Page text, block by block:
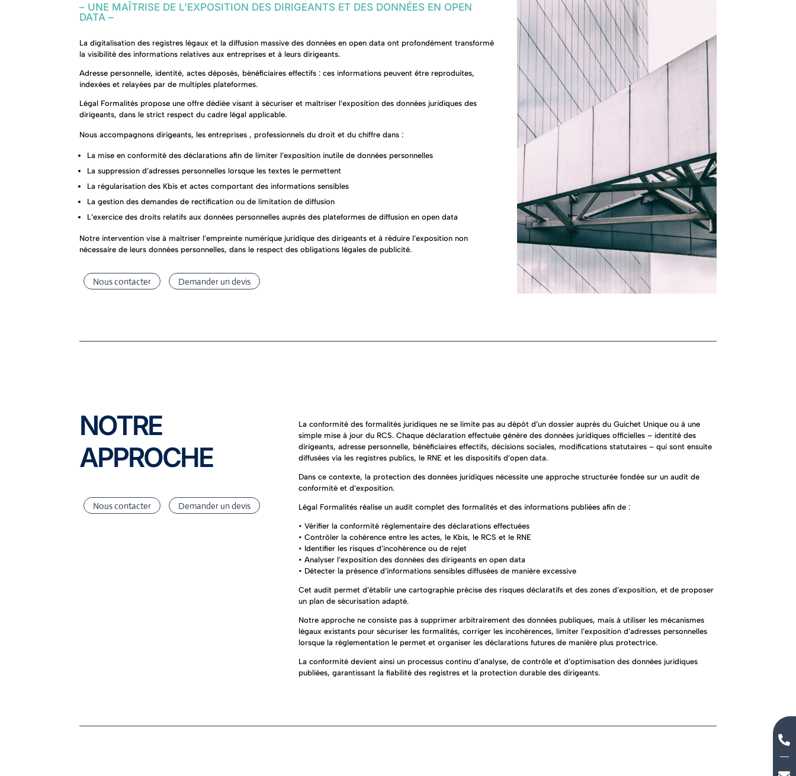
– UNE MAÎTRISE DE L’EXPOSITION DES DIRIGEANTS ET DES DONNÉES EN OPEN
DATA –
La digitalisation des registres légaux et la diffusion massive des données en open data ont profondément transformé
la visibilité des informations relatives aux entreprises et à leurs dirigeants.
Adresse personnelle, identité, actes déposés, bénéficiaires effectifs : ces informations peuvent être reproduites,
indexées et relayées par de multiples plateformes.
Légal Formalités propose une offre dédiée visant à sécuriser et maîtriser l’exposition des données juridiques des
dirigeants, dans le strict respect du cadre légal applicable.
Nous accompagnons dirigeants, les entreprises , professionnels du droit et du chiffre dans :
La mise en conformité des déclarations afin de limiter l’exposition inutile de données personnelles
La suppression d’adresses personnelles lorsque les textes le permettent
La régularisation des Kbis et actes comportant des informations sensibles
La gestion des demandes de rectification ou de limitation de diffusion
L’exercice des droits relatifs aux données personnelles auprès des plateformes de diffusion en open data
Notre intervention vise à maîtriser l’empreinte numérique juridique des dirigeants et à réduire l’exposition non
nécessaire de leurs données personnelles, dans le respect des obligations légales de publicité.
Nous contacter Demander un devis
NOTRE
APPROCHE
Nous contacter Demander un devis
La conformité des formalités juridiques ne se limite pas au dépôt d’un dossier auprès du Guichet Unique ou à une
simple mise à jour du RCS. Chaque déclaration effectuée génère des données juridiques officielles – identité des
dirigeants, adresse personnelle, bénéficiaires effectifs, décisions sociales, modifications statutaires – qui sont ensuite
diffusées via les registres publics, le RNE et les dispositifs d’open data.
Dans ce contexte, la protection des données juridiques nécessite une approche structurée fondée sur un audit de
conformité et d’exposition.
Légal Formalités réalise un audit complet des formalités et des informations publiées afin de :
• Vérifier la conformité réglementaire des déclarations effectuées
• Contrôler la cohérence entre les actes, le Kbis, le RCS et le RNE
• Identifier les risques d’incohérence ou de rejet
• Analyser l’exposition des données des dirigeants en open data
• Détecter la présence d’informations sensibles diffusées de manière excessive
Cet audit permet d’établir une cartographie précise des risques déclaratifs et des zones d’exposition, et de proposer
un plan de sécurisation adapté.
Notre approche ne consiste pas à supprimer arbitrairement des données publiques, mais à utiliser les mécanismes
légaux existants pour sécuriser les formalités, corriger les incohérences, limiter l’exposition d’adresses personnelles
lorsque la réglementation le permet et organiser les déclarations futures de manière plus protectrice.
La conformité devient ainsi un processus continu d’analyse, de contrôle et d’optimisation des données juridiques
publiées, garantissant la fiabilité des registres et la protection durable des dirigeants.
